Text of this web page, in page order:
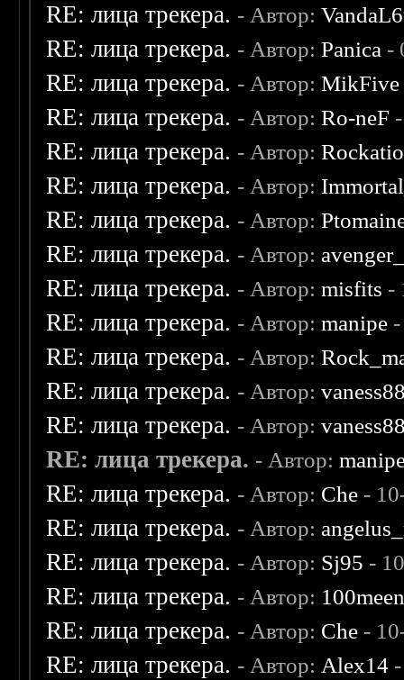
RE: лица трекера. - Автор:
RE: лица трекера. - Автор:Panica -
RE: лица трекера. - Автор:MikFive
RE: лица трекера. - Автор:Ro-neF
RE: лица трекера. - Автор:
RE: лица трекера. - Автор:
RE: лица трекера. - Автор:
RE: лица трекера. - Автор:
RE: лица трекера. - Автор:misfits -
RE: лица трекера. - Автор:manipe
RE: лица трекера. - Автор:
RE: лица трекера. - Автор:
RE: лица трекера. - Автор:
RE: лица трекера. - Автор:
RE: лица трекера. - Автор: Che -
RE: лица трекера. - Автор:
RE: лица трекера. - Автор: Sj95 -
RE: лица трекера. - Автор:
RE: лица трекера. - Автор: Che -
RE: лица трекера. - Автор: Alex14